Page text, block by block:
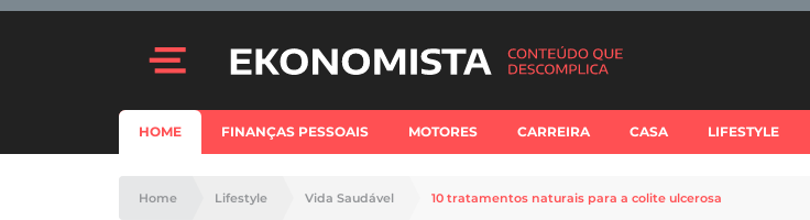
HOME FINANÇAS PESSOAIS MOTORES CARREIRA CASA LIFESTYLE
Home Lifestyle Vida Saudável 10 tratamentos naturais para a colite ulcerosa